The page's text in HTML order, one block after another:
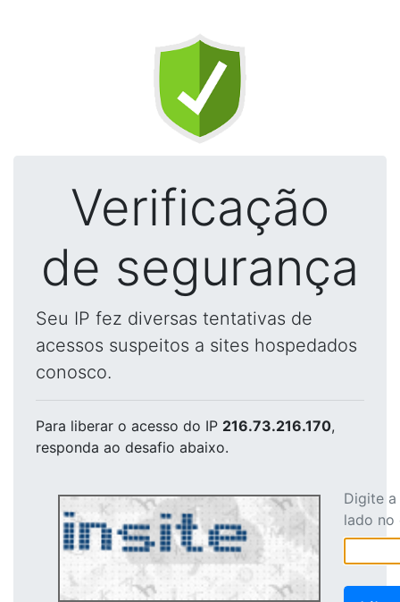
Verificação
de segurança
Seu IP fez diversas tentativas de
acessos suspeitos a sites hospedados
conosco.
Para liberar o acesso do IP 216.73.216.170,
responda ao desafio abaixo.
Digite
lado no